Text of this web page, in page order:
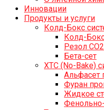
Инновации
Продукты и услуги
Колд-Бокс
Колд-
Резол СО2
Бета-сет
ХТС (No-Bake)
Альфасет
Фуран
Жидкое